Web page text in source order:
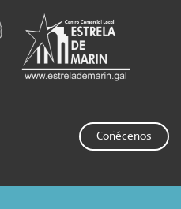
Coñécenos